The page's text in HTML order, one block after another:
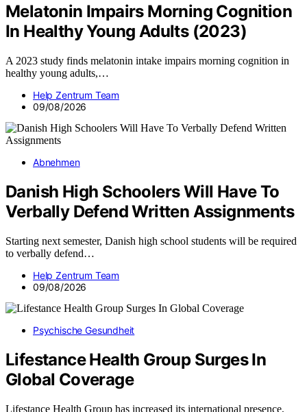
Melatonin Impairs Morning Cognition
In Healthy Young Adults (2023)
A 2023 study finds melatonin intake impairs morning cognition in
healthy young adults,…
Help Zentrum Team
09/08/2026
Abnehmen
Danish High Schoolers Will Have To
Verbally Defend Written Assignments
Starting next semester, Danish high school students will be required
to verbally defend…
Help Zentrum Team
09/08/2026
Psychische Gesundheit
Lifestance Health Group Surges In
Global Coverage
Lifestance Health Group has increased its international presence,